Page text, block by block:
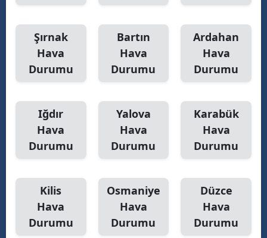
Şırnak
Hava
Durumu
Bartın
Hava
Durumu
Ardahan
Hava
Durumu
Iğdır
Hava
Durumu
Yalova
Hava
Durumu
Karabük
Hava
Durumu
Kilis
Hava
Durumu
Osmaniye
Hava
Durumu
Düzce
Hava
Durumu